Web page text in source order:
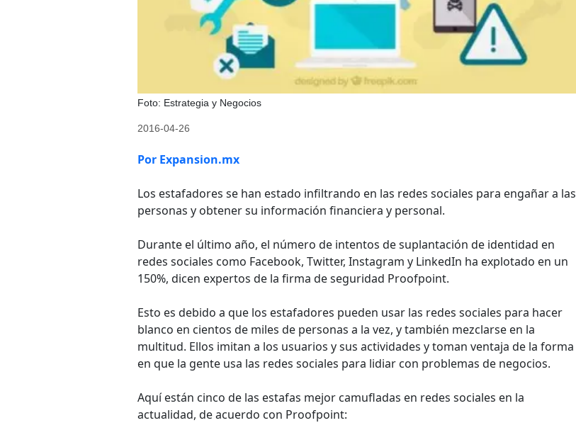
Foto: Estrategia y Negocios
2016-04-26
Por Expansion.mx
Los estafadores se han estado infiltrando en las redes sociales para engañar a las
personas y obtener su información financiera y personal.
Durante el último año, el número de intentos de suplantación de identidad en
redes sociales como Facebook, Twitter, Instagram y LinkedIn ha explotado en un
150%, dicen expertos de la firma de seguridad Proofpoint.
Esto es debido a que los estafadores pueden usar las redes sociales para hacer
blanco en cientos de miles de personas a la vez, y también mezclarse en la
multitud. Ellos imitan a los usuarios y sus actividades y toman ventaja de la forma
en que la gente usa las redes sociales para lidiar con problemas de negocios.
Aquí están cinco de las estafas mejor camufladas en redes sociales en la
actualidad, de acuerdo con Proofpoint: